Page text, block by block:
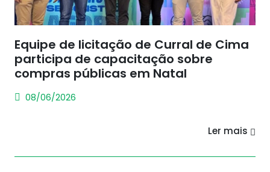
Equipe de licitação de Curral de Cima
participa de capacitação sobre
compras públicas em Natal
08/06/2026
Ler mais